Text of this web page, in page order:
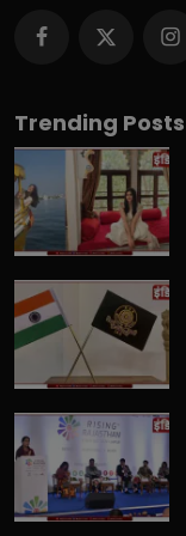
Trending Posts